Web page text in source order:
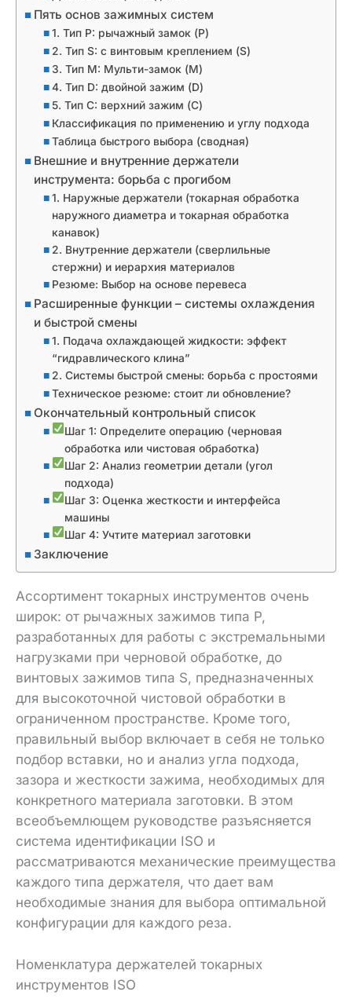
Пять основ зажимных систем
1. Тип P: рычажный замок (P)
2. Тип S: с винтовым креплением (S)
3. Тип M: Мульти-замок (M)
4. Тип D: двойной зажим (D)
5. Тип C: верхний зажим (C)
Классификация по применению и углу подхода
Таблица быстрого выбора (сводная)
Внешние и внутренние держатели
инструмента: борьба с прогибом
1. Наружные держатели (токарная обработка
наружного диаметра и токарная обработка
канавок)
2. Внутренние держатели (сверлильные
стержни) и иерархия материалов
Резюме: Выбор на основе перевеса
Расширенные функции – системы охлаждения
и быстрой смены
1. Подача охлаждающей жидкости: эффект
“гидравлического клина”
2. Системы быстрой смены: борьба с простоями
Техническое резюме: стоит ли обновление?
Окончательный контрольный список
Шаг 1: Определите операцию (черновая
обработка или чистовая обработка)
Шаг 2: Анализ геометрии детали (угол
подхода)
Шаг 3: Оценка жесткости и интерфейса
машины
Шаг 4: Учтите материал заготовки
Заключение
Ассортимент токарных инструментов очень
широк: от рычажных зажимов типа P,
разработанных для работы с экстремальными
нагрузками при черновой обработке, до
винтовых зажимов типа S, предназначенных
для высокоточной чистовой обработки в
ограниченном пространстве. Кроме того,
правильный выбор включает в себя не только
подбор вставки, но и анализ угла подхода,
зазора и жесткости зажима, необходимых для
конкретного материала заготовки. В этом
всеобъемлющем руководстве разъясняется
система идентификации ISO и
рассматриваются механические преимущества
каждого типа держателя, что дает вам
необходимые знания для выбора оптимальной
конфигурации для каждого реза.
Номенклатура держателей токарных
инструментов ISO